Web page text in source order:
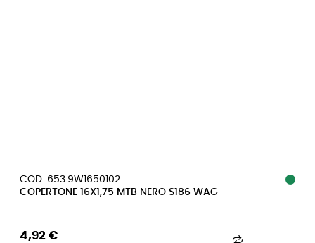
COD. 653.9W1650102
COPERTONE 16X1,75 MTB NERO S186 WAG
4,92 €